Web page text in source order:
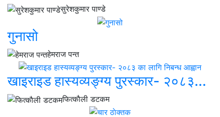
सुरेशकुमार पाण्डे
गुनासो
हेमराज पन्त
खाइराइड हास्यव्यङ्ग्य पुरस्कार- २०८३...
फित्काैली डटकम